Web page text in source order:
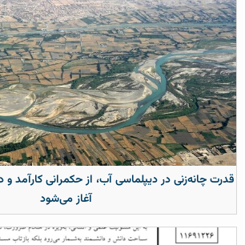
چانه‌زنی در دیپلماسی آب، از حکمرانی کارآمد و
آغاز می‌شود